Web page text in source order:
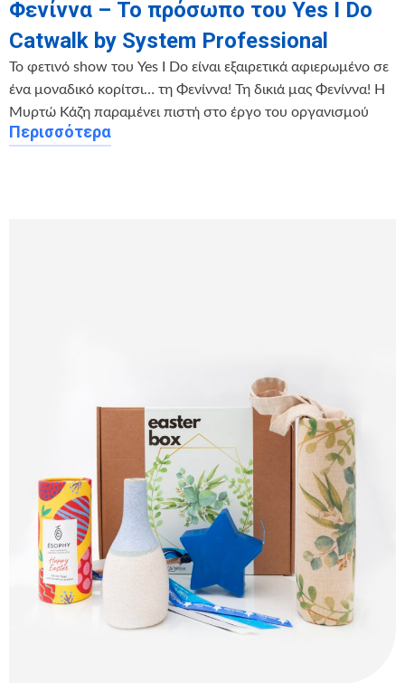
Φενίννα – Το πρόσωπο του Yes I Do
Catwalk by System Professional
Το φετινό show του Yes I Do είναι εξαιρετικά αφιερωμένο σε
ένα μοναδικό κορίτσι… τη Φενίννα! Τη δικιά μας Φενίννα! Η
Μυρτώ Κάζη παραμένει πιστή στο έργο του οργανισμού
Περισσότερα